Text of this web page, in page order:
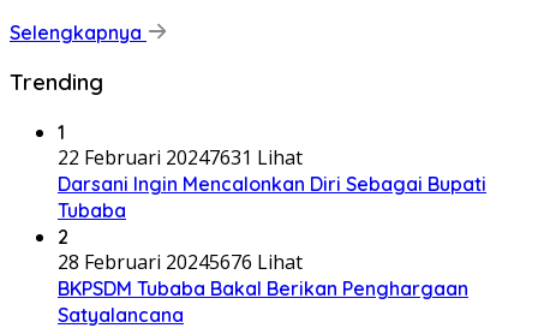
Selengkapnya
Trending
1
22 Februari 20247631 Lihat
Darsani Ingin Mencalonkan Diri Sebagai Bupati
Tubaba
2
28 Februari 20245676 Lihat
BKPSDM Tubaba Bakal Berikan Penghargaan
Satyalancana